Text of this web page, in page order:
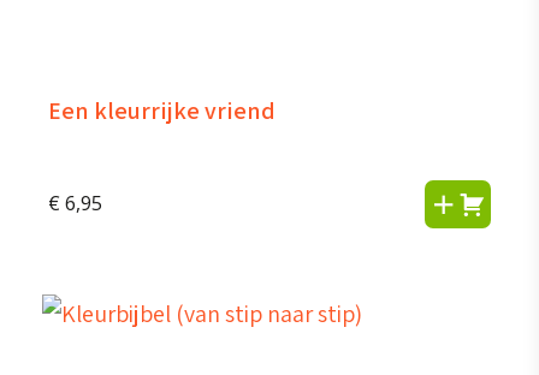
Een kleurrijke vriend
€ 6,95